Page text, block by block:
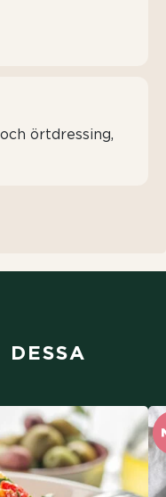
örtdressing,
DESSA